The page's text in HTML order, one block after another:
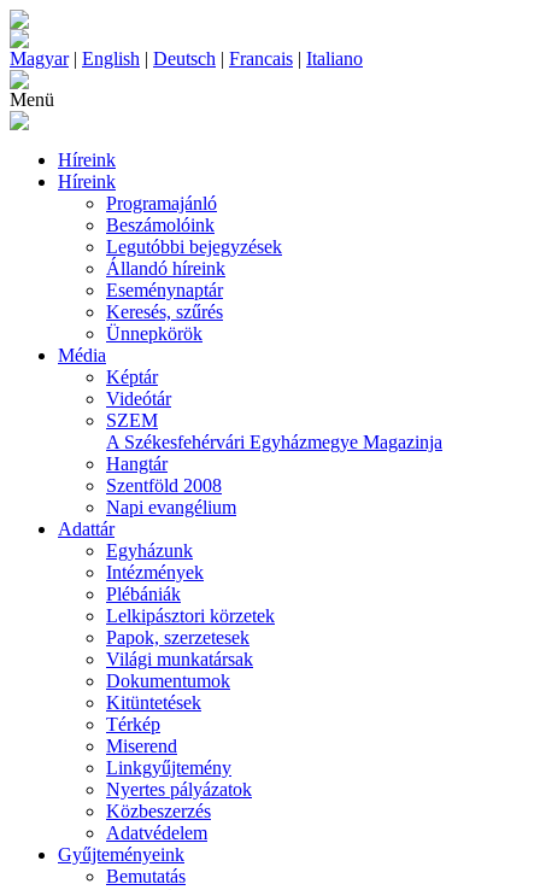
Magyar| English | Deutsch | Francais | Italiano
Menü
Híreink
Híreink
Programajánló
Beszámolóink
Legutóbbi bejegyzések
Állandó híreink
Eseménynaptár
Keresés, szűrés
Ünnepkörök
Média
Képtár
Videótár
SZEM
A Székesfehérvári Egyházmegye Magazinja
Hangtár
Szentföld 2008
Napi evangélium
Adattár
Egyházunk
Intézmények
Plébániák
Lelkipásztori körzetek
Papok, szerzetesek
Világi munkatársak
Dokumentumok
Kitüntetések
Térkép
Miserend
Linkgyűjtemény
Nyertes pályázatok
Közbeszerzés
Adatvédelem
Gyűjteményeink
Bemutatás